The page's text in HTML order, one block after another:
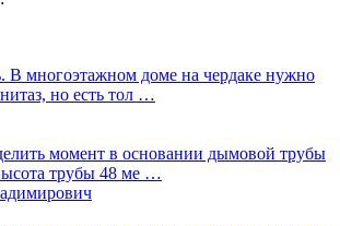
В многоэтажном доме на чердаке нужно
но есть тол …
момент в основании дымовой трубы
трубы 48 ме …